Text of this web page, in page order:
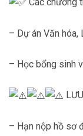
– Dự án Văn hóa,
– Học bổng sinh
– Hạn nộp hồ sơ